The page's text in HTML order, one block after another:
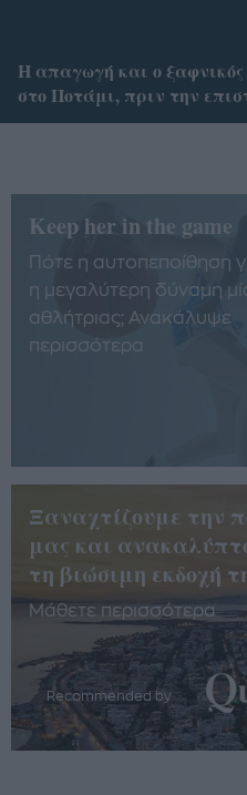
Η απαγωγή και ο
στο Ποτάμι, πριν την
Keep her in the game
Πότε η αυτοπεποίθηση
η μεγαλύτερη δύναμη
αθλήτριας; Ανακάλυψε
περισσότερα
Ξαναχτίζουμε την
μας και
τη βιώσιμη εκδοχή
Μάθετε περισσότερα
Recommended by